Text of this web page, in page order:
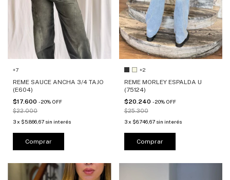
+7
REME SAUCE ANCHA 3/4 TAJO
(E604)
$17.600 -20% OFF
$22.000
3x $5.866,67 sin interés
Comprar
+2
REME MORLEY ESPALDA U
(75124)
$20.240 -20% OFF
$25.300
3 x $6.746,67 sin interés
Comprar